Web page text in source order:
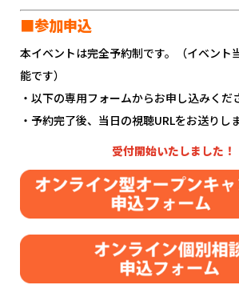
■参加申込
本イベントは完全予約制です。（イベント
能です）
・以下の専用フォームからお申し込みくだ
・予約完了後、当日の視聴URLをお送りしま
受付開始いたしました！